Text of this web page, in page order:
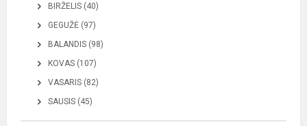
BIRŽELIS (40)
GEGUŽĖ (97)
BALANDIS (98)
KOVAS (107)
VASARIS (82)
SAUSIS (45)